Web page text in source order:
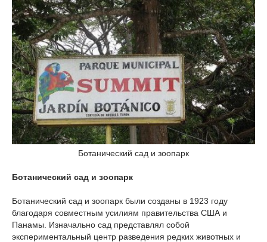
Ботанический сад и зоопарк
Ботанический сад и зоопарк
Ботанический сад и зоопарк были созданы в 1923 году
благодаря совместным усилиям правительства США и
Панамы. Изначально сад представлял собой
экспериментальный центр разведения редких животных и